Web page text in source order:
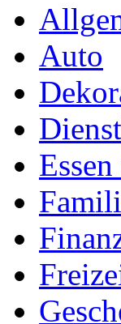
Auto